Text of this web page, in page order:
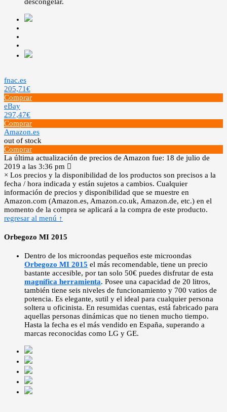
descongelar.
fnac.es
205,71€
Comprar
eBay
297,47€
Comprar
Amazon.es
out of stock
Comprar
La última actualización de precios de Amazon fue: 18 de julio de
2019 a las 3:36 pm
× Los precios y la disponibilidad de los productos son precisos a la
fecha / hora indicada y están sujetos a cambios. Cualquier
información de precios y disponibilidad que se muestre en
Amazon.com (Amazon.es, Amazon.co.uk, Amazon.de, etc.) en el
momento de la compra se aplicará a la compra de este producto.
regresar al menú ↑
Orbegozo MI 2015
Dentro de los microondas pequeños este microondas
Orbegozo MI 2015 el más recomendable, tiene un precio
bastante accesible, por tan solo 50€ puedes disfrutar de esta
magnífica herramienta. Posee una capacidad de 20 litros,
también tiene seis niveles de funcionamiento y 700 vatios de
potencia. Es elegante, sutil y el ideal para cualquier persona
soltera u oficinista. En resumidas cuentas, está fabricado para
aquellas personas dinámicas que no tienen mucho tiempo.
Hasta la fecha es el más vendido en España, superando a
marcas reconocidas como LG y GE.